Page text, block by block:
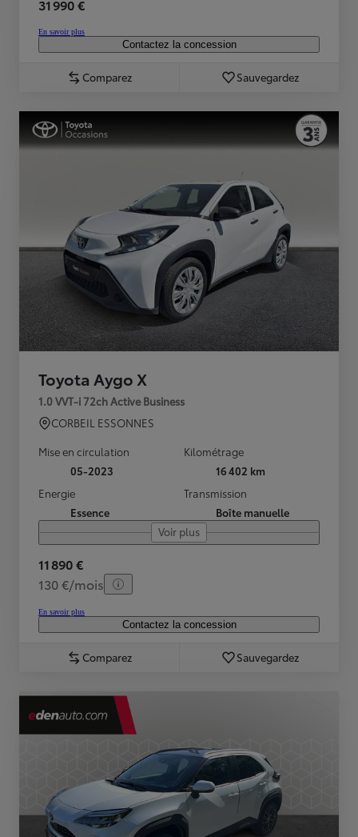
31 990 €
En savoir plus
Contactez la concession
Comparez Sauvegardez
Toyota Aygo X
1.0 VVT-i 72ch Active Business
CORBEIL ESSONNES
Mise en circulation
05-2023
Kilométrage
16 402 km
Energie
Essence
Transmission
Boîte manuelle
Voir plus
11 890 €
130 €/mois
En savoir plus
Contactez la concession
Comparez Sauvegardez